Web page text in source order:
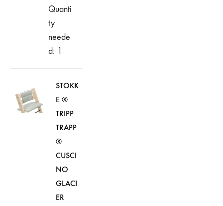
Quanti
ty
neede
d: 1
STOKK
E ®
TRIPP
TRAPP
®
CUSCI
NO
GLACI
ER